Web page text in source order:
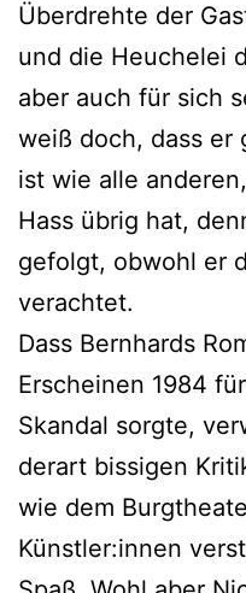
Überdrehte der
und die Heuchelei
aber auch für sich
weiß doch, dass er
ist wie alle
Hass übrig hat,
gefolgt, obwohl er
verachtet.
Dass Bernhards
Erscheinen 1984
Skandal sorgte,
derart bissigen
wie dem
Künstler:innen